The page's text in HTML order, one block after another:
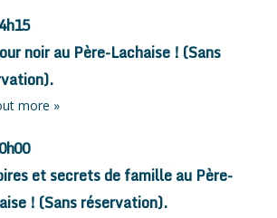
noir au Père-Lachaise ! (Sans
more »
et secrets de famille au Père-
! (Sans réservation).